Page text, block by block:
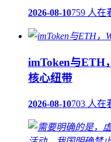
2026-08-10759 人在
imToken与ETH
核心纽带
2026-08-10703 人在